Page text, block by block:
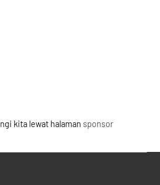
kita lewat halaman sponsor